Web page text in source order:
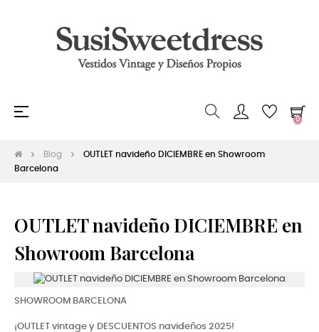
Navegación
☰
0
Blog
OUTLET navideño DICIEMBRE en Showroom
Barcelona
OUTLET navideño DICIEMBRE en
Showroom Barcelona
SHOWROOM BARCELONA
¡OUTLET vintage y DESCUENTOS navideños 2025!